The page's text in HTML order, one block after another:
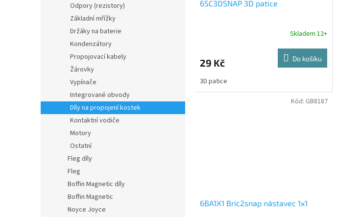
Odpory (rezistory)
Základní mřížky
Držáky na baterie
Kondenzátory
Propojovací kabely
Žárovky
Vypínače
Integrované obvody
Díly na propojení kostek
Kontaktní vodiče
Motory
Ostatní
Fleg díly
Fleg
Boffin Magnetic díly
Boffin Magnetic
Noyce Joyce
6SC3DSNAP 3D patice
Skladem 12+
29 Kč Do košíku
3D patice
6BA1X1 Bric2snap nástavec 1x1
Kód: GB8187